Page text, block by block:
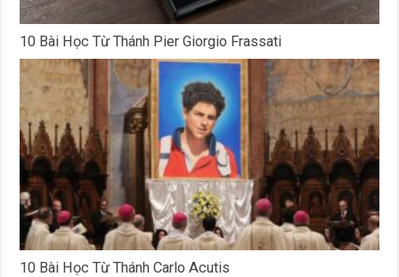
10 Bài Học Từ Thánh Pier Giorgio Frassati
10 Bài Học Từ Thánh Carlo Acutis